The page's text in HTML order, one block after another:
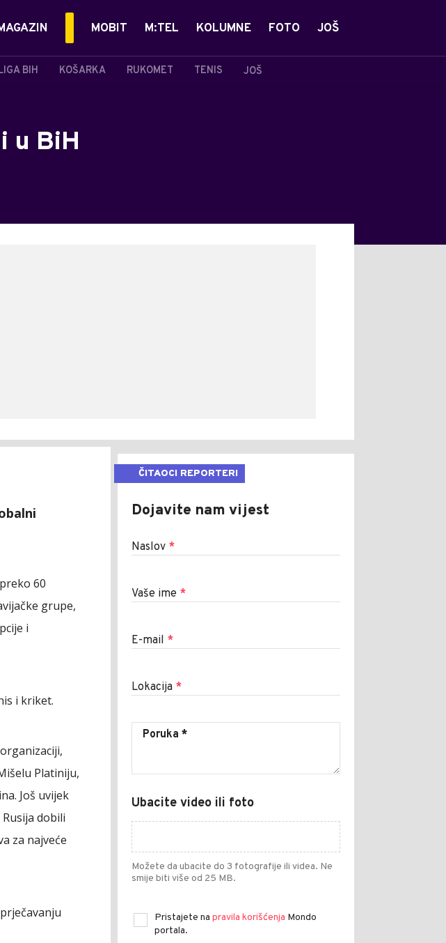
BIH KOŠARKA RUKOMET TENIS JOŠ
MOBIT M:TEL KOLUMNE FOTO JOŠ
u BiH
60
grupe,
i
i kriket.
Platiniju,
Još uvijek
dobili
za najveće
ČITAOCI REPORTERI
Dojavite nam vijest
Naslov *
Vaše ime *
E-mail *
Lokacija *
Ubacite video ili foto
Možete da ubacite do 3 fotografije ili videa. Ne
smije biti više od 25 MB.
Pristajete na pravila korišćenja Mondo
portala.